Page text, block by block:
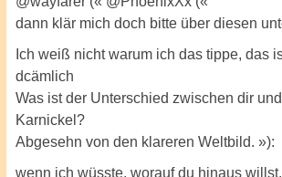
dann klär mich doch bitte über diesen
Ich weiß nicht warum ich das tippe, das
dcämlich
Was ist der Unterschied zwischen dir
Karnickel?
Abgesehn von den klareren Weltbild. »):
wenn ich wüsste, worauf du hinaus